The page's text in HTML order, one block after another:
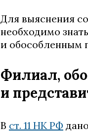
Для выяснения
необходимо
и обособленным
Филиал,
и
В ст. 11 НК РФ